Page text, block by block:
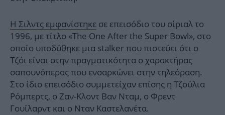
Η Σιλντς εμφανίστηκε σε επεισόδιο του σίριαλ το
1996, με τίτλο «The One After the Super Bowl», στο
οποίο υποδύθηκε μια stalker που πιστεύει ότι ο
Τζόι είναι στην πραγματικότητα ο χαρακτήρας
σαπουνόπερας που ενσαρκώνει στην τηλεόραση.
Στο ίδιο επεισόδιο συμμετείχαν επίσης η Τζούλια
Ρόμπερτς, ο Ζαν-Κλοντ Βαν Νταμ, ο Φρεντ
Γουίλαρντ και ο Νταν Καστελανέτα.